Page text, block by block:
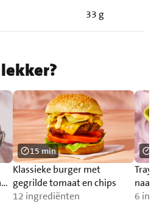
33 g
Klassieke burger met
gegrilde tomaat en chips
12 ingrediënten
15 min
6